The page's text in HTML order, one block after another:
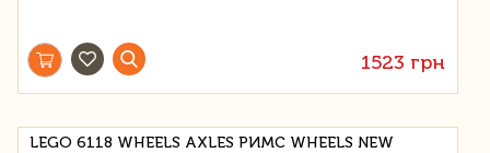
1523 грн
LEGO 6118 WHEELS AXLES РИМС WHEELS NEW